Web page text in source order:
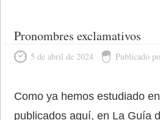
Pronombres exclamativos
5 de abril de 2024 Publicado
Como ya hemos estudiado
publicados aquí, en La Guía